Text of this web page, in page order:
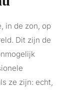
in de zon, op
Dit zijn de
ze zijn: echt,